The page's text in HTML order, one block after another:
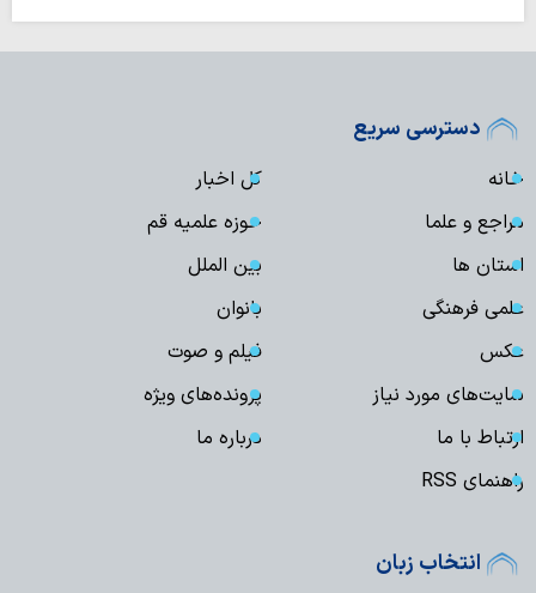
دسترسی سریع
خانه
کل اخبار
مراجع و علما
حوزه علمیه قم
استان ها
بین الملل
علمی فرهنگی
بانوان
عکس
فیلم و صوت
سایت‌های مورد نیاز
پرونده‌های ویژه
ارتباط با ما
درباره ما
راهنمای RSS
انتخاب زبان